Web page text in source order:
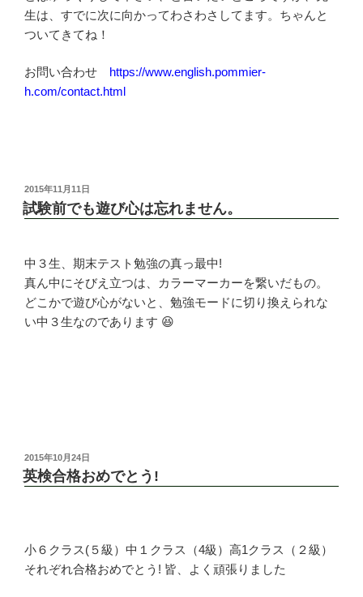
生は、すでに次に向かってわさわさしてます。ちゃんと
ついてきてね！
お問い合わせ https://www.english.pommier-
h.com/contact.html
投
稿
日:
2015年11月11日
試験前でも遊び心は忘れません。
中３生、期末テスト勉強の真っ最中!
真ん中にそびえ立つは、カラーマーカーを繋いだもの。
どこかで遊び心がないと、勉強モードに切り換えられな
い中３生なのであります 😆
投
稿
日:
2015年10月24日
英検合格おめでとう!
小６クラス(５級）中１クラス（4級）高1クラス（２級）
それぞれ合格おめでとう! 皆、よく頑張りました